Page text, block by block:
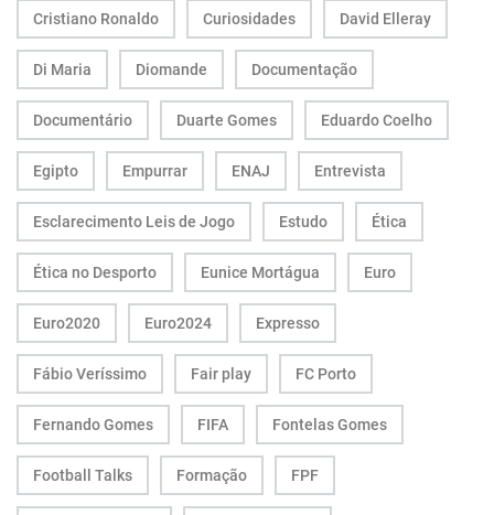
Cristiano Ronaldo Curiosidades David Elleray
Di Maria Diomande Documentação
Documentário Duarte Gomes Eduardo Coelho
Egipto Empurrar ENAJ Entrevista
Esclarecimento Leis de Jogo Estudo Ética
Ética no Desporto Eunice Mortágua Euro
Euro2020 Euro2024 Expresso
Fábio Veríssimo Fair play FC Porto
Fernando Gomes FIFA Fontelas Gomes
Football Talks Formação FPF